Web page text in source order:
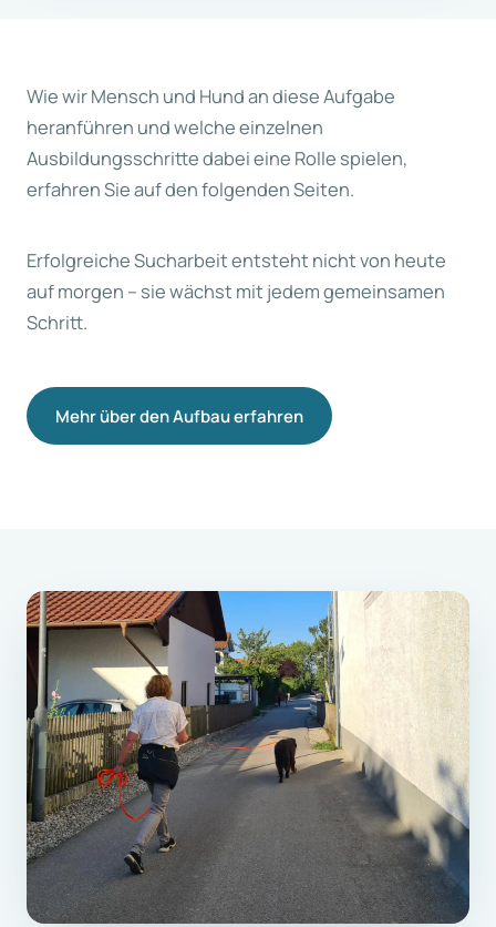
Wie wir Mensch und Hund an diese Aufgabe
heranführen und welche einzelnen
Ausbildungsschritte dabei eine Rolle spielen,
erfahren Sie auf den folgenden Seiten.
Erfolgreiche Sucharbeit entsteht nicht von heute
auf morgen – sie wächst mit jedem gemeinsamen
Schritt.
Mehr über den Aufbau erfahren